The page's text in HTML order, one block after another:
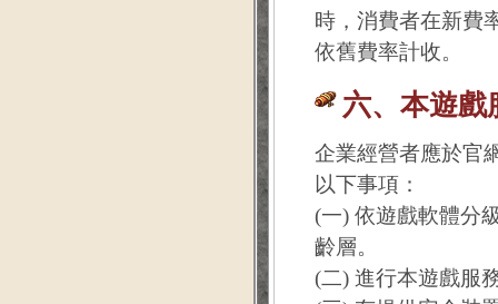
時，消費者在新費
依舊費率計收。
六、本遊戲
企業經營者應於官
以下事項：
(一) 依遊戲軟體分
齡層。
(二) 進行本遊戲服